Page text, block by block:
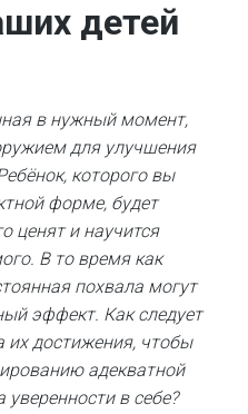
детей
в нужный момент,
для улучшения
которого вы
форме, будет
ценят и научится
В то время как
похвала могут
эффект. Как следует
их достижения, чтобы
адекватной
в себе?